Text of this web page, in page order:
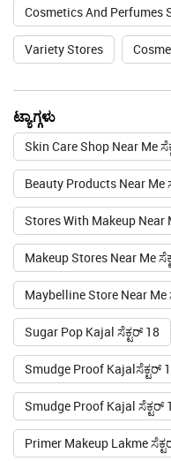
Cosmetics And Perfumes
Variety Stores
ಟ್ಯಾಗ್ಗಳು
Skin Care Shop Near Me
Beauty Products Near Me
Stores With Makeup Near
Makeup Stores Near Me
Maybelline Store Near Me
Sugar Pop Kajal ಸೆಕ್ಟರ್ 18
Smudge Proof Kajalಸೆಕ್ಟರ್
Smudge Proof Kajal ಸೆಕ್ಟರ್
Primer Makeup Lakme